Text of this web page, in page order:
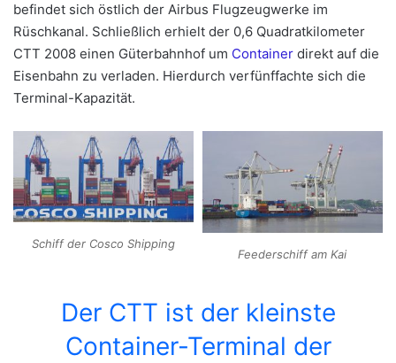
befindet sich östlich der Airbus Flugzeugwerke im
Rüschkanal. Schließlich erhielt der 0,6 Quadratkilometer
CTT 2008 einen Güterbahnhof um Container direkt auf die
Eisenbahn zu verladen. Hierdurch verfünffachte sich die
Terminal-Kapazität.
Schiff der Cosco Shipping
Feederschiff am Kai
Der CTT ist der kleinste
Container-Terminal der